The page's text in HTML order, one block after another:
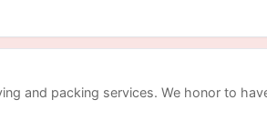
and packing services. We honor to